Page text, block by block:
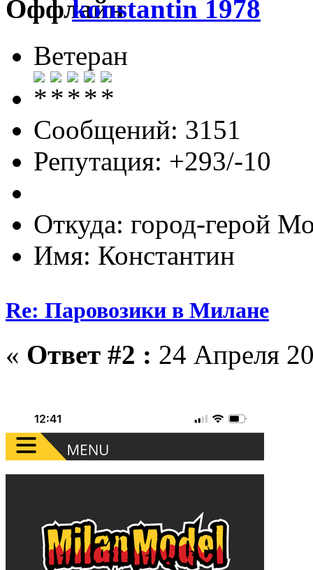
konstantin 1978
Ветеран
Сообщений: 3151
Репутация: +293/-10
Откуда: город-герой
Имя: Константин
Re: Паровозики в Милане
« Ответ #2 : 24 Апреля